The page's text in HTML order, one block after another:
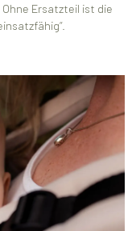
Ersatzteil ist die